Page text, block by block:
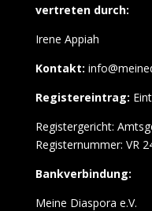
vertreten durch:
Irene Appiah
Kontakt:
Registereintrag:
Registergericht:
Registernummer: VR
Bankverbindung:
Meine Diaspora e.V.